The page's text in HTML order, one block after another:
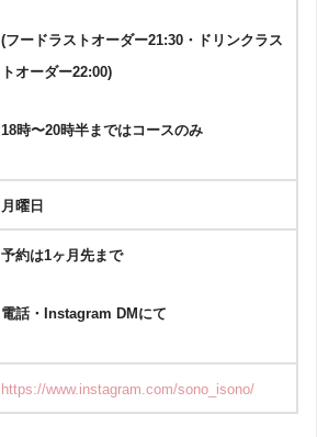
(フードラストオーダー21:30・ドリンクラス
トオーダー22:00)
18時〜20時半まではコースのみ
月曜日
予約は1ヶ月先まで
電話・Instagram DMにて
https://www.instagram.com/sono_isono/